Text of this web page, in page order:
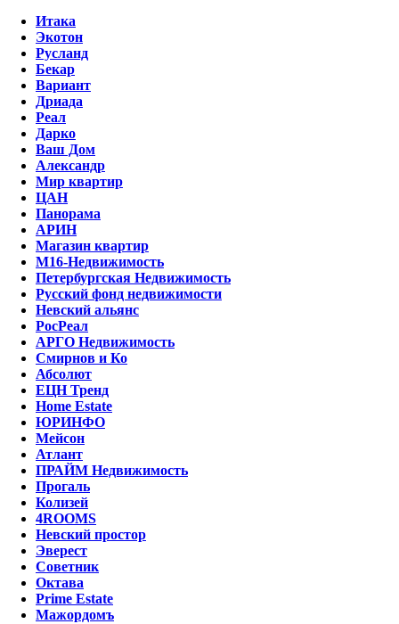
Итака
Экотон
Русланд
Бекар
Вариант
Дриада
Реал
Дарко
Ваш Дом
Александр
Мир квартир
ЦАН
Панорама
АРИН
Магазин квартир
М16-Недвижимость
Петербургская Недвижимость
Русский фонд недвижимости
Невский альянс
РосРеал
АРГО Недвижимость
Смирнов и Ко
Абсолют
ЕЦН Тренд
Home Estate
ЮРИНФО
Мейсон
Атлант
ПРАЙМ Недвижимость
Прогаль
Колизей
4ROOMS
Невский простор
Эверест
Советник
Октава
Prime Estate
Мажордомъ